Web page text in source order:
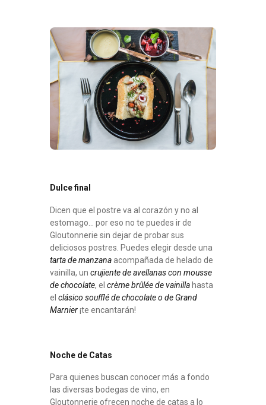
Dulce final
Dicen que el postre va al corazón y no al
estomago… por eso no te puedes ir de
Gloutonnerie sin dejar de probar sus
deliciosos postres. Puedes elegir desde una
tarta de manzana acompañada de helado de
vainilla, un crujiente de avellanas con mousse
de chocolate, el crème brûléede vainilla hasta
el clásico soufflé de chocolate o de Grand
Marnier¡te encantarán!
Noche de Catas
Para quienes buscan conocer más a fondo
las diversas bodegas de vino, en
Gloutonnerie ofrecen noche de catas a lo